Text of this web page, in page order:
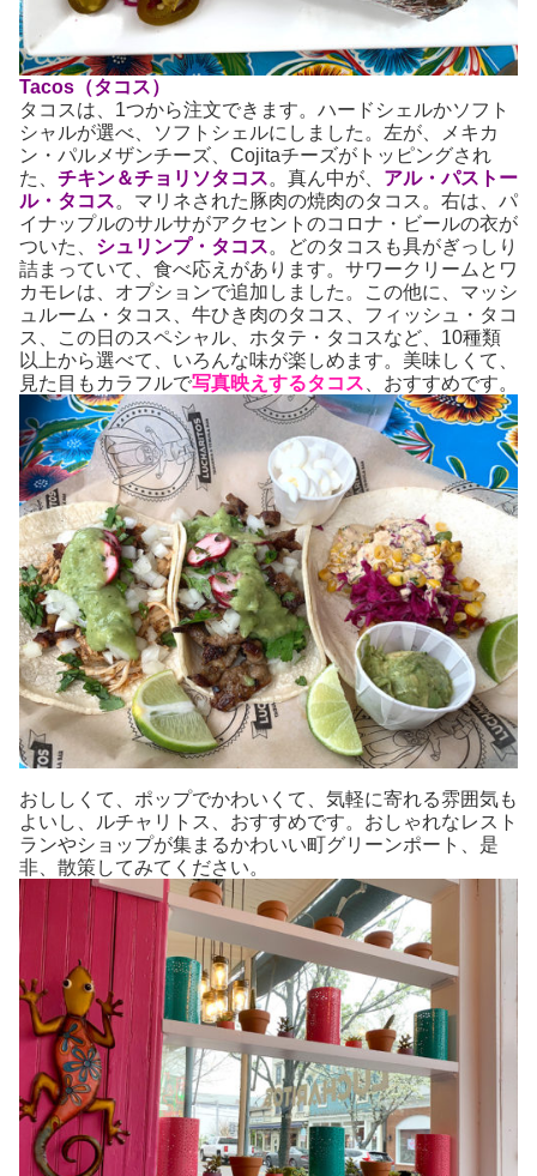
Tacos（タコス）
タコスは、1つから注文できます。ハードシェルかソフト
シャルが選べ、ソフトシェルにしました。左が、メキカ
ン・パルメザンチーズ、Cojitaチーズがトッピングされ
た、 チキン＆チョリソタコス。真ん中が、 アル・パストー
ル・タコス。マリネされた豚肉の焼肉のタコス。右は、パ
イナップルのサルサがアクセントのコロナ・ビールの衣が
ついた、 シュリンプ・タコス。どのタコスも具がぎっしり
詰まっていて、食べ応えがあります。サワークリームとワ
カモレは、オプションで追加しました。この他に、マッシ
ュルーム・タコス、牛ひき肉のタコス、フィッシュ・タコ
ス、この日のスペシャル、ホタテ・タコスなど、10種類
以上から選べて、いろんな味が楽しめます。美味しくて、
見た目もカラフルで写真映えするタコス 、おすすめです。
おししくて、ポップでかわいくて、気軽に寄れる雰囲気も
よいし、ルチャリトス、おすすめです。おしゃれなレスト
ランやショップが集まるかわいい町グリーンポート、是
非、散策してみてください。